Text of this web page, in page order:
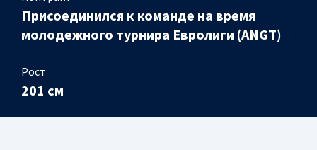
Присоединился к команде на время
молодежного турнира Евролиги (ANGT)
Рост
201 см